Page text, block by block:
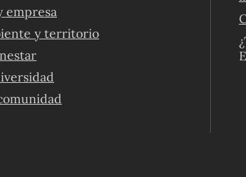
empresa
y territorio